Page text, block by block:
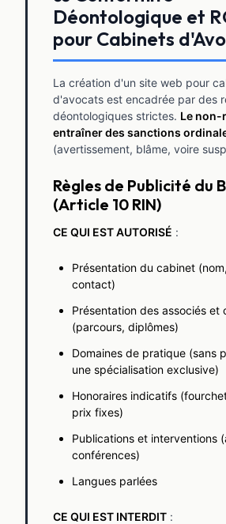
Déontologique et
pour Cabinets
La création d'un site web pour
d'avocats est encadrée par des
déontologiques strictes. Le non-
entraîner des sanctions
(avertissement, blâme, voire
Règles de Publicité du
(Article 10 RIN)
CE QUI EST AUTORISÉ :
Présentation du cabinet
contact)
Présentation des associés et
(parcours, diplômes)
Domaines de pratique (sans
une spécialisation exclusive)
Honoraires indicatifs
prix fixes)
Publications et interventions
conférences)
Langues parlées
CE QUI EST INTERDIT :